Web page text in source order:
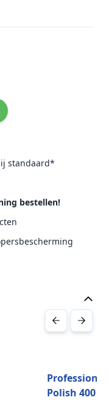
standaard*
bestellen!
Polish 400